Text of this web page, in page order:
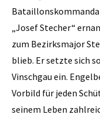
„Josef Stecher“
zum Bezirksmajor
blieb. Er setzte sich
Vinschgau ein.
Vorbild für jeden
seinem Leben